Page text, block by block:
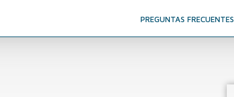
PREGUNTAS FRECUENTES